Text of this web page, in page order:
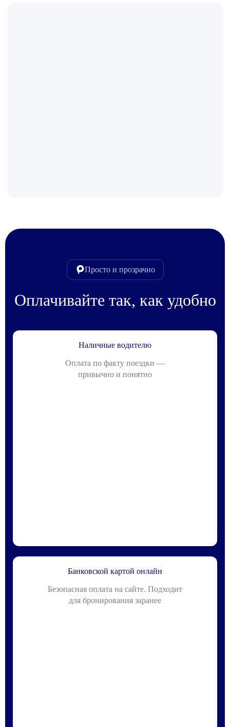
Просто и прозрачно
Оплачивайте так, как удобно
Наличные водителю
Оплата по факту поездки —
привычно и понятно
Банковской картой онлайн
Безопасная оплата на сайте. Подходит
для бронирования заранее